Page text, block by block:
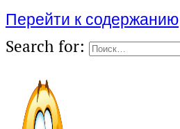
Перейти к содержанию
Search for: